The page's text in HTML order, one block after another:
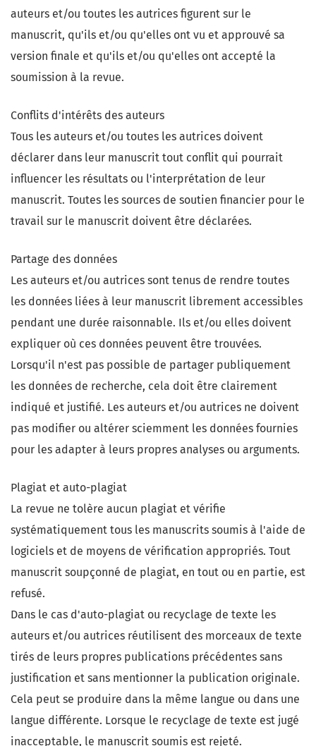
auteurs et/ou toutes les autrices figurent sur le
manuscrit, qu'ils et/ou qu'elles ont vu et approuvé sa
version finale et qu'ils et/ou qu'elles ont accepté la
soumission à la revue.
Conflits d'intérêts des auteurs
Tous les auteurs et/ou toutes les autrices doivent
déclarer dans leur manuscrit tout conflit qui pourrait
influencer les résultats ou l'interprétation de leur
manuscrit. Toutes les sources de soutien financier pour le
travail sur le manuscrit doivent être déclarées.
Partage des données
Les auteurs et/ou autrices sont tenus de rendre toutes
les données liées à leur manuscrit librement accessibles
pendant une durée raisonnable. Ils et/ou elles doivent
expliquer où ces données peuvent être trouvées.
Lorsqu'il n'est pas possible de partager publiquement
les données de recherche, cela doit être clairement
indiqué et justifié. Les auteurs et/ou autrices ne doivent
pas modifier ou altérer sciemment les données fournies
pour les adapter à leurs propres analyses ou arguments.
Plagiat et auto-plagiat
La revue ne tolère aucun plagiat et vérifie
systématiquement tous les manuscrits soumis à l'aide de
logiciels et de moyens de vérification appropriés. Tout
manuscrit soupçonné de plagiat, en tout ou en partie, est
refusé.
Dans le cas d'auto-plagiat ou recyclage de texte les
auteurs et/ou autrices réutilisent des morceaux de texte
tirés de leurs propres publications précédentes sans
justification et sans mentionner la publication originale.
Cela peut se produire dans la même langue ou dans une
langue différente. Lorsque le recyclage de texte est jugé
inacceptable, le manuscrit soumis est rejeté.